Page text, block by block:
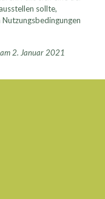
sollte,
2. Januar 2021